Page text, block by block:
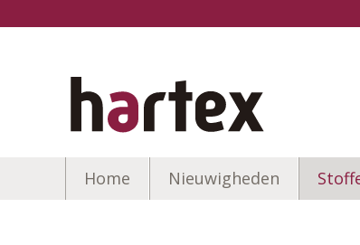
Home Nieuwigheden